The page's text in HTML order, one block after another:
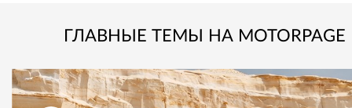
ГЛАВНЫЕ ТЕМЫ НА MOTORPAGE